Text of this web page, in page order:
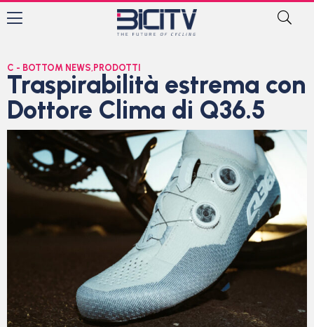
C - BOTTOM NEWS, PRODOTTI
Traspirabilità estrema con
Dottore Clima di Q36.5